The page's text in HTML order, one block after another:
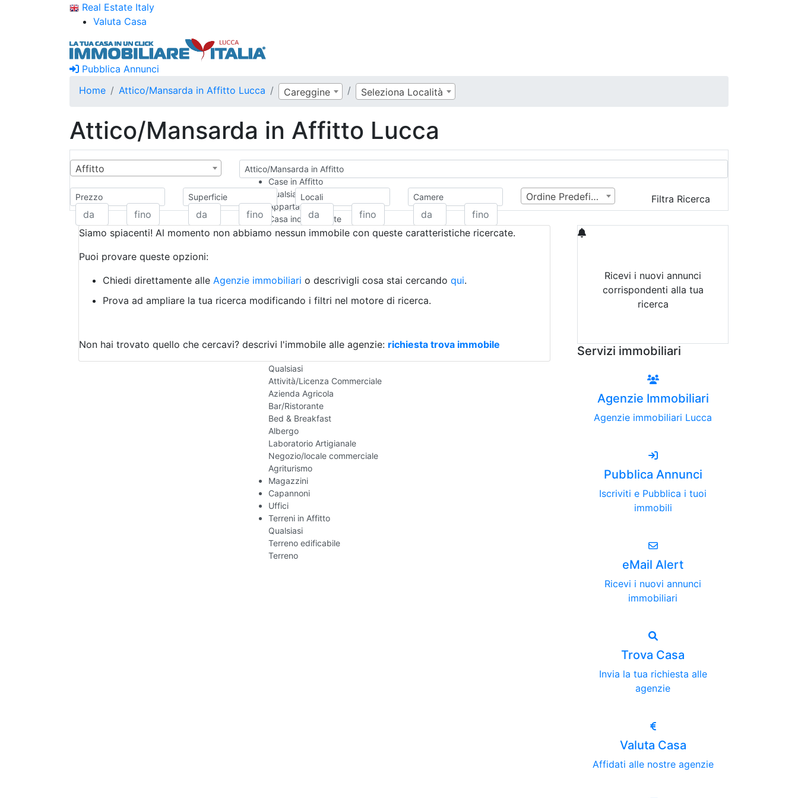
Real Estate Italy
Valuta Casa
Pubblica Annunci
Home
Attico/Mansarda in Affitto Lucca Careggine Seleziona Località
Attico/Mansarda in Affitto Lucca
Affitto
Attico/Mansarda in Affitto
Case in Affitto
Qualsiasi
Appartamento
Casa indipendente
Casa Semi-indipendente
Rustico/Casale
Camera d'Albergo
Box/Garage
Qualsiasi
Attività/Licenza Commerciale
Azienda Agricola
Bar/Ristorante
Bed & Breakfast
Albergo
Laboratorio Artigianale
Negozio/locale commerciale
Agriturismo
Magazzini
Capannoni
Uffici
Terreni in Affitto
Qualsiasi
Terreno edificabile
Terreno
Prezzo Superficie Locali Camere Ordine Predefinito Filtra Ricerca
Siamo spiacenti! Al momento non abbiamo nessun immobile con queste caratteristiche ricercate.
Puoi provare queste opzioni:
Chiedi direttamente alle Agenzie immobiliari o descrivigli cosa stai cercando qui.
Prova ad ampliare la tua ricerca modificando i filtri nel motore di ricerca.
Non hai trovato quello che cercavi? descrivi l'immobile alle agenzie: richiesta trova immobile
Ricevi i nuovi annunci
corrispondenti alla tua
ricerca
Servizi immobiliari
Agenzie Immobiliari
Agenzie immobiliari Lucca
Pubblica Annunci
Iscriviti e Pubblica i tuoi
immobili
eMail Alert
Ricevi i nuovi annunci
immobiliari
Trova Casa
Invia la tua richiesta alle
agenzie
Valuta Casa
Affidati alle nostre agenzie